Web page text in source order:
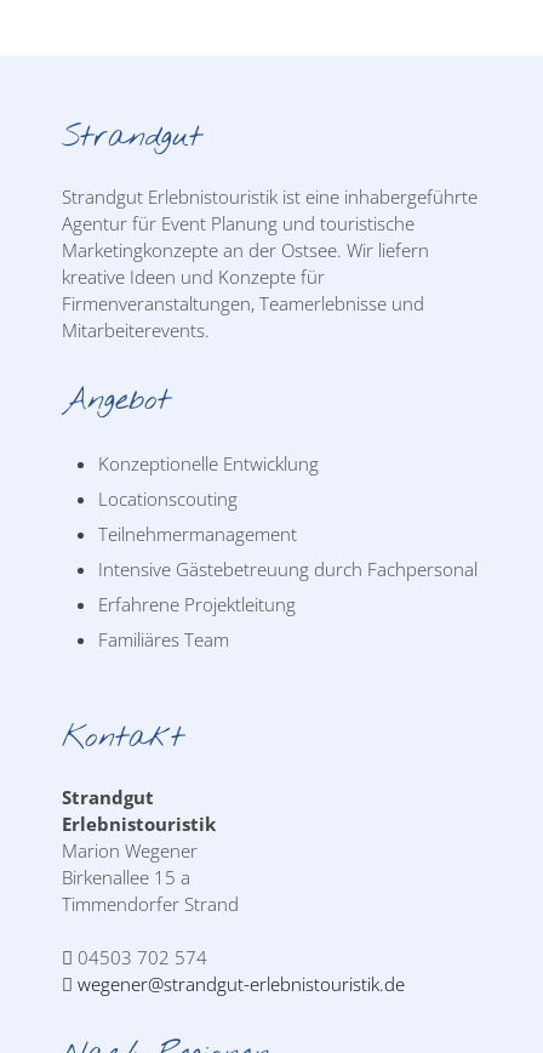
Strandgut
Strandgut Erlebnistouristik ist eine inhabergeführte
Agentur für Event Planung und touristische
Marketingkonzepte an der Ostsee. Wir liefern
kreative Ideen und Konzepte für
Firmenveranstaltungen, Teamerlebnisse und
Mitarbeiterevents.
Angebot
Konzeptionelle Entwicklung
Locationscouting
Teilnehmermanagement
Intensive Gästebetreuung durch Fachpersonal
Erfahrene Projektleitung
Familiäres Team
Kontakt
Strandgut
Erlebnistouristik
Marion Wegener
Birkenallee 15 a
Timmendorfer Strand
04503 702 574
wegener@strandgut-erlebnistouristik.de